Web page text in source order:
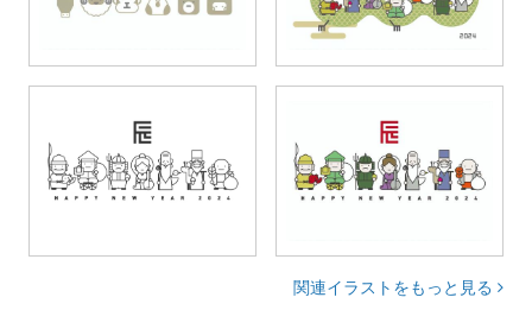
関連イラストをもっと見る